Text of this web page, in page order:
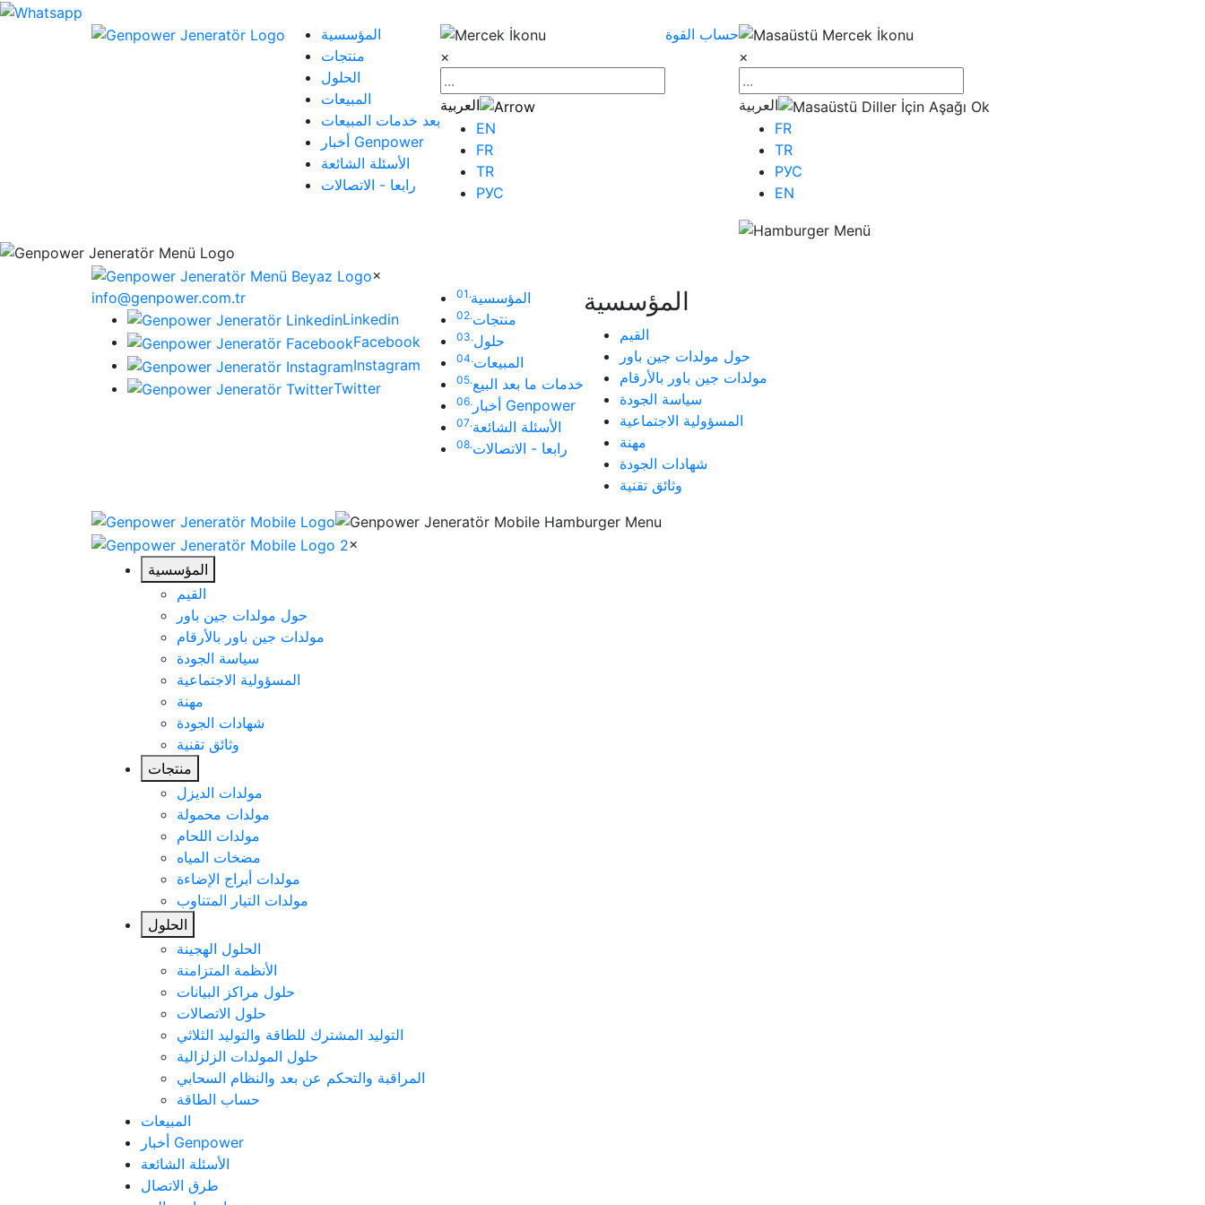
المؤسسية
منتجات
الحلول
المبيعات
بعد خدمات المبيعات
أخبار Genpower
الأسئلة الشائعة
رابعا - الاتصالات
×
العربية
EN
FR
TR
РУС
حساب القوة
×
العربية
FR
TR
РУС
EN
×
info@genpower.com.tr
Linkedin
Facebook
Instagram
Twitter
01.المؤسسية
02.منتجات
03.حلول
04.المبيعات
05.خدمات ما بعد البيع
06. أخبار Genpower
07.الأسئلة الشائعة
08.رابعا - الاتصالات
المؤسسية
القيم
حول مولدات جين باور
مولدات جين باور بالأرقام
سياسة الجودة
المسؤولية الاجتماعية
مهنة
شهادات الجودة
وثائق تقنية
×
المؤسسية
القيم
حول مولدات جين باور
مولدات جين باور بالأرقام
سياسة الجودة
المسؤولية الاجتماعية
مهنة
شهادات الجودة
وثائق تقنية
منتجات
مولدات الديزل
مولدات محمولة
مولدات اللحام
مضخات المياه
مولدات أبراج الإضاءة
مولدات التيار المتناوب
الحلول
الحلول الهجينة
الأنظمة المتزامنة
حلول مراكز البيانات
حلول الاتصالات
التوليد المشترك للطاقة والتوليد الثلاثي
حلول المولدات الزلزالية
المراقبة والتحكم عن بعد والنظام السحابي
حساب الطاقة
المبيعات
أخبار Genpower
الأسئلة الشائعة
طرق الاتصال